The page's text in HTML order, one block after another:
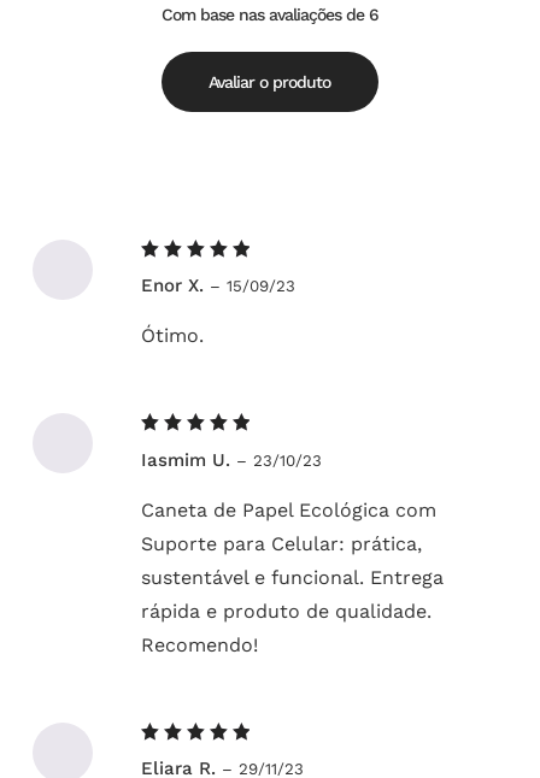
Avaliação
5.00de
5
Com base nas avaliações de 6
Avaliar o produto
5de 5
Enor X. – 15/09/23
Ótimo.
5de 5
Iasmim U. – 23/10/23
Caneta de Papel Ecológica com
Suporte para Celular: prática,
sustentável e funcional. Entrega
rápida e produto de qualidade.
Recomendo!
de 5
Eliara R. – 29/11/23